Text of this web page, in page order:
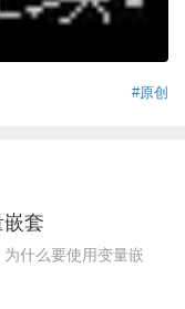
#原创
套
什么要使用变量嵌